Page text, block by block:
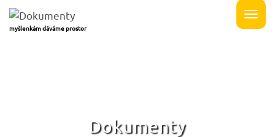
myšlenkám dáváme prostor
Dokumenty